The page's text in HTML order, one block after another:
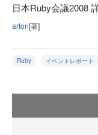
日本Ruby会議2008
arton[著]
Ruby イベントレポート